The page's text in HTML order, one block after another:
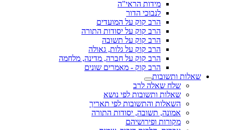
מידות הראי"ה
לנבוכי הדור
הרב קוק על המועדים
הרב קוק על יסודות התורה
הרב קוק על תשובה
הרב קוק על גלות, גאולה
הרב קוק על חברה, מדינה, מלחמה
הרב קוק - מאמרים שונים
שאלות ותשובות
שלח שאלה לרב
שאלות ותשובות לפי נושא
השאלות והתשובות לפי תאריך
אמונה, תשובה, יסודות התורה
מקורות ופירושיהם